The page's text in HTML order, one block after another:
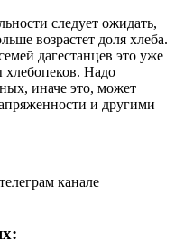
следует ожидать,
возрастет доля хлеба.
дагестанцев это уже
Надо
иначе это, может
и другими
канале